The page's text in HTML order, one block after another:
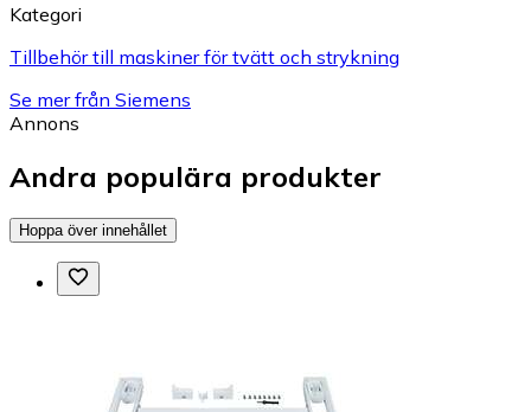
Kategori
Tillbehör till maskiner för tvätt och strykning
Se mer från Siemens
Annons
Andra populära produkter
Hoppa över innehållet